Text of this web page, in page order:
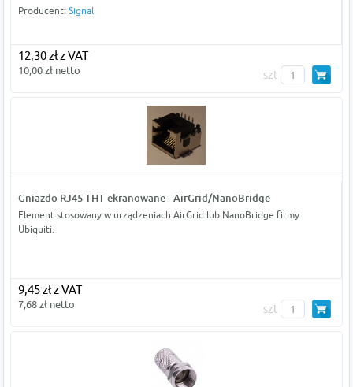
Producent: Signal
12,30 zł z VAT
10,00 zł netto szt
Gniazdo RJ45 THT ekranowane - AirGrid/NanoBridge
Element stosowany w urządzeniach AirGrid lub NanoBridge firmy
Ubiquiti.
9,45 zł z VAT
7,68 zł netto szt